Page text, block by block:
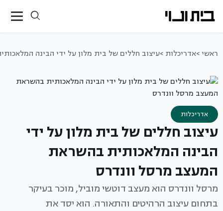
ראשי >אדריכלות >עיצוב חללים של בית מלון על ידי הבינה
אדריכלות
עיצוב חללים של בית מלון על ידי
הבינה המלאכותית בהשראת
המעצב מרסל וונדרס
מרסל וונדרס הוא מעצב דוטשי מוביל, מוכר בעיקר
בתחום עיצוב הרהיטים והתאורה. הוא יסד את